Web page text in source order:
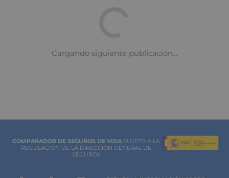
COMPARADOR DE SEGUROS DE VIDA SUJETO A LA
REGULACIÓN DE LA DIRECCIÓN GENERAL DE
SEGUROS